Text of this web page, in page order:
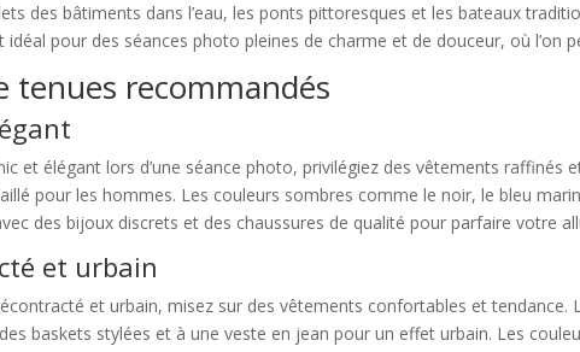
des bâtiments dans l’eau, les ponts pittoresques et les bateaux
idéal pour des séances photo pleines de charme et de douceur, où l’on
tenues recommandés
et élégant lors d’une séance photo, privilégiez des vêtements
pour les hommes. Les couleurs sombres comme le noir, le bleu
des bijoux discrets et des chaussures de qualité pour parfaire votre
et urbain
et urbain, misez sur des vêtements confortables et
baskets stylées et à une veste en jean pour un effet urbain. Les